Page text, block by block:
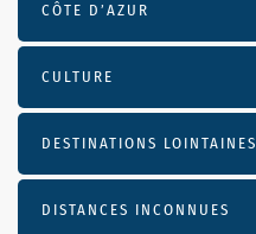
CÔTE D’AZUR
CULTURE
DESTINATIONS LOINTAINES
DISTANCES INCONNUES